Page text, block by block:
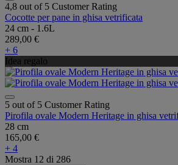
4,8 out of 5 Customer Rating
Cocotte per pane in ghisa vetrificata
24 cm - 1.6L
289,00 €
+ 6
Idea regalo
5 out of 5 Customer Rating
Pirofila ovale Modern Heritage in ghisa
28 cm
165,00 €
+ 4
Mostra 12 di 286